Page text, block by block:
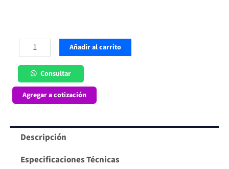
Baño
María
Gas
4
Frioval
cantidad
Añadir al carrito
Consultar
Agregar a cotización
Descripción
Especificaciones Técnicas